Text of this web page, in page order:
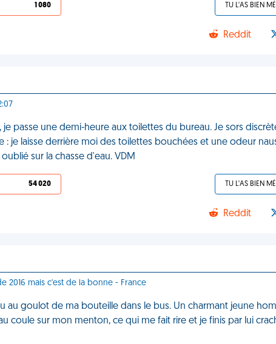
1 080 TU L'AS BIEN
Reddit
je passe une demi-heure aux toilettes du bureau. Je sors
: je laisse derrière moi des toilettes bouchées et une odeur
sur la chasse d'eau. VDM
54 020 TU L'AS BIEN
Reddit
2016 mais c'est de la bonne - France
au goulot de ma bouteille dans le bus. Un charmant jeune
coule sur mon menton, ce qui me fait rire et je finis par lui